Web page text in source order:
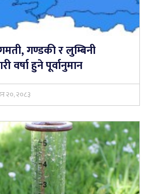
गण्डकी र लुम्बिनी
वर्षा हुने पूर्वानुमान
२०, २०८३